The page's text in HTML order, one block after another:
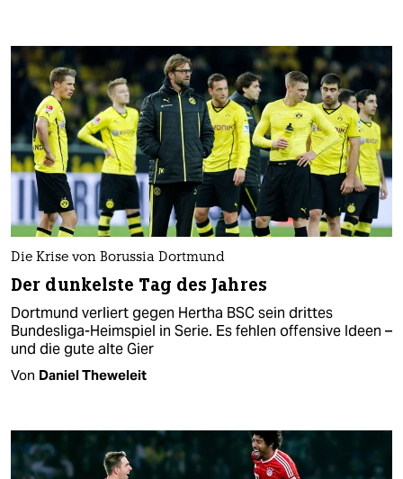
Die Krise von Borussia Dortmund
Der dunkelste Tag des Jahres
Dortmund verliert gegen Hertha BSC sein drittes
Bundesliga-Heimspiel in Serie. Es fehlen offensive Ideen –
und die gute alte Gier
Von Daniel Theweleit